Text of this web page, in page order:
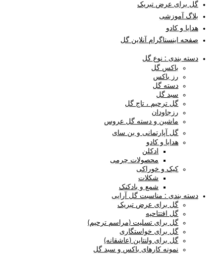
گل برای عرض تبریک
بلاگ آموزشی
هدایا و کادو
صفحه اینستاگرام آنلاین گل
دسته بندی : نوع گل
باکس گل
رز باکس
دسته گل
سبد گل
گل ترحیم ، تاج گل
رزجاودان
ماشین و دسته گل عروس
گل آپارتمانی و بن سای
هدایا و کادو
ادکلن
محصولات چرمی
کیک و خوراکی
شکلات
شمع و بادکنک
دسته بندی : مناسبت گل آرایی
گل برای عرض تبریک
گل افتتاحیه
گل برای تسلیت (مراسم ترحیم)
گل برای خواستگاری
گل برای ولنتاین (عاشقانه)
نمونه کارهای باکس و سبد گل